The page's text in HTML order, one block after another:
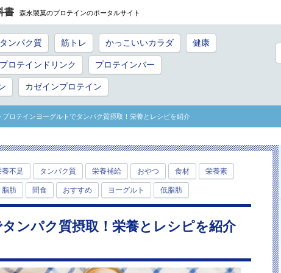
書 森永製菓のプロテインのポータルサイト
タンパク質 筋トレ かっこいいカラダ 健康
プロテインドリンク プロテインバー
カゼインプロテイン
プロテインヨーグルトでタンパク質摂取！栄養とレシピを紹介
養不足 タンパク質 栄養補給 おやつ 食材 栄養素
脂肪 間食 おすすめ ヨーグルト 低脂肪
ンパク質摂取！栄養とレシピを紹介